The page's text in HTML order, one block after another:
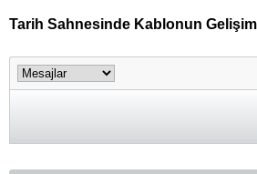
Tarih Sahnesinde Kablonun